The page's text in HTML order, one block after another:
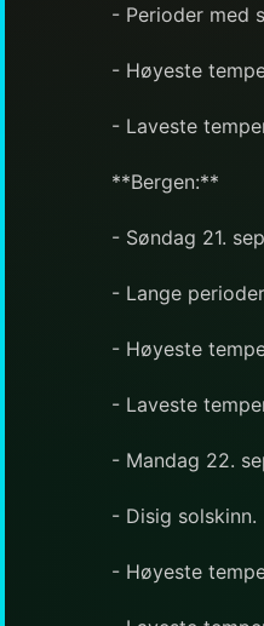
- Perioder med
- Høyeste
- Laveste
**Bergen:**
- Søndag 21.
- Lange
- Høyeste
- Laveste
- Mandag 22.
- Disig solskinn.
- Høyeste